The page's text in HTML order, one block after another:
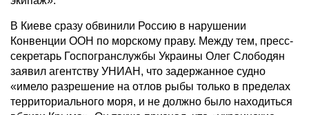
В Киеве сразу обвинили Россию в нарушении
Конвенции ООН по морскому праву. Между тем, пресс-
секретарь Госпогранслужбы Украины Олег Слободян
заявил агентству УНИАН, что задержанное судно
«имело разрешение на отлов рыбы только в пределах
территориального моря, и не должно было находиться